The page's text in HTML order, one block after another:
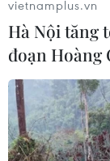
vietnamplus.vn
Hà Nội tăng
đoạn Hoàng